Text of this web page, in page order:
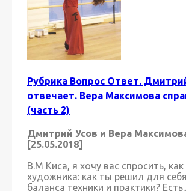
Рубрика Вопрос Ответ.
отвечает. Вера Максимова
(часть 2)
Дмитрий Усов и Вера
[25.05.2018]
В.М Киса, я хочу вас спросить,
художника: как ты решил для
баланса техники и практики?